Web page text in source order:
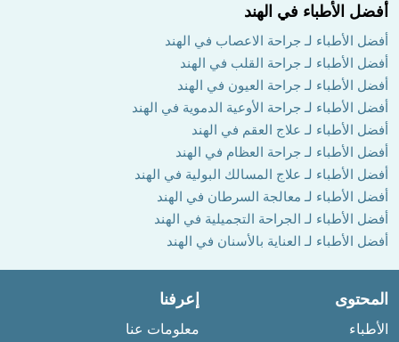
أفضل الأطباء في الهند
أفضل الأطباء لـ جراحة الاعصاب في الهند
أفضل الأطباء لـ جراحة القلب في الهند
أفضل الأطباء لـ جراحة العيون في الهند
أفضل الأطباء لـ جراحة الأوعية الدموية في الهند
أفضل الأطباء لـ علاج العقم في الهند
أفضل الأطباء لـ جراحة العظام في الهند
أفضل الأطباء لـ علاج المسالك البولية في الهند
أفضل الأطباء لـ معالجة السرطان في الهند
أفضل الأطباء لـ الجراحة التجميلية في الهند
أفضل الأطباء لـ العناية بالأسنان في الهند
المحتوى
الأطباء
إعرفنا
معلومات عنا